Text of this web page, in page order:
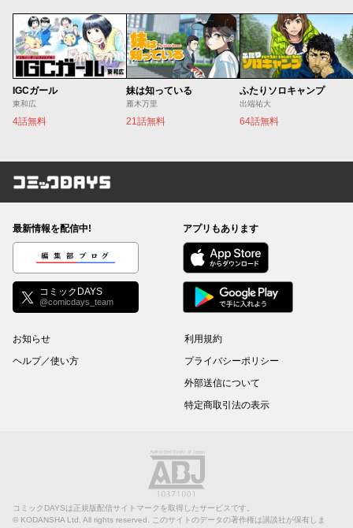
IGCガール
東和広
4話無料
妹は知っている
雁木万里
21話無料
ふたりソロキャンプ
出端祐大
64話無料
コミックDAYS
最新情報を配信中!
編集部ブログ
コミックDAYS
@comicdays_team
アプリもあります
お知らせ
ヘルプ／使い方
利用規約
プライバシーポリシー
外部送信について
特定商取引法の表示
コミックDAYSは正規版配信サイトマークを取得したサービスです。
© KODANSHA Ltd. All rights reserved. このサイトのデータの著作権は講談社が保有しま